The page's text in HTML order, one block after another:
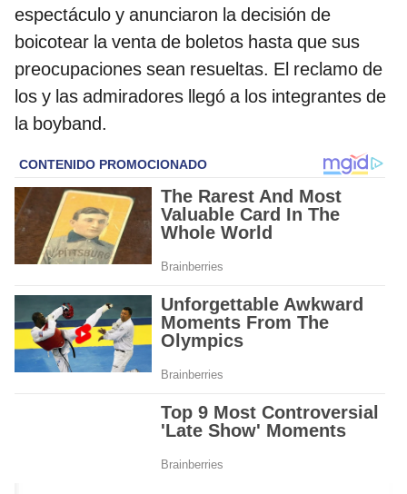
espectáculo y anunciaron la decisión de
boicotear la venta de boletos hasta que sus
preocupaciones sean resueltas. El reclamo de
los y las admiradores llegó a los integrantes de
la boyband.